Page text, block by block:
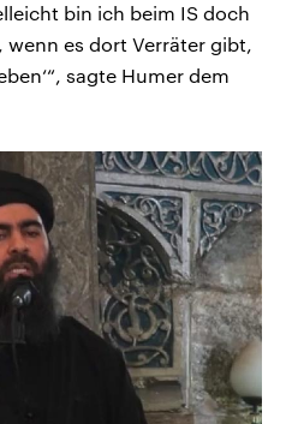
bin ich beim IS doch
es dort Verräter gibt,
sagte Humer dem